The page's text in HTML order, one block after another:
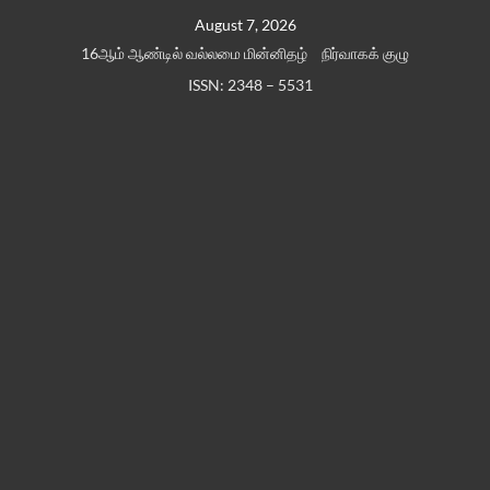
August 7, 2026
16ஆம் ஆண்டில் வல்லமை மின்னிதழ்
நிர்வாகக் குழு
ISSN: 2348 – 5531